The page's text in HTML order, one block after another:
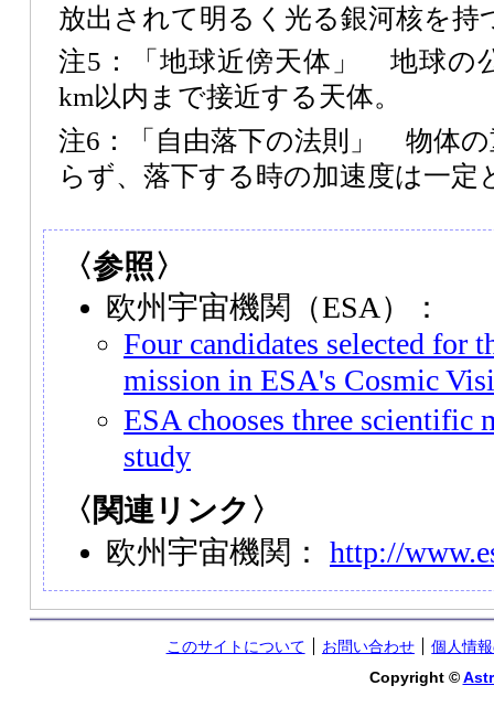
放出されて明るく光る銀河核を持
注5：「地球近傍天体」 地球の
km以内まで接近する天体。
注6：「自由落下の法則」 物体
らず、落下する時の加速度は一定
〈参照〉
欧州宇宙機関（ESA）：
Four candidates selected for
mission in ESA's Cosmic
ESA chooses three scientific
study
〈関連リンク〉
欧州宇宙機関： http://
このサイトについて お問い合わせ
個人情
Copyright ©